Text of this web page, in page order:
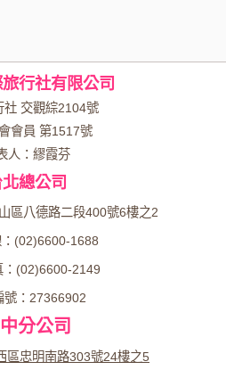
卷調查等互動性功能時，會保留
記錄相關行徑，包括您使用連線
使用的瀏覽器、瀏覽及點選資料記
的參考依據，此記錄為內部應
收集的問卷調查內容進行統計與
說明文字呈現，除供內部研究
據及說明文字，但不涉及特定個
之特別規定，本網站絕不會將您
用於蒐集目的以外之其他用途。
人識別資料，本網站也可以從商
行社有限公司
社 交觀綜2104號
會員 第1517號
人：繆霞芬
總公司
區八德路二段400號6樓之2
(02)6600-1688
：(02)6600-2149
號：27366902
分公司
區忠明南路303號24樓之5